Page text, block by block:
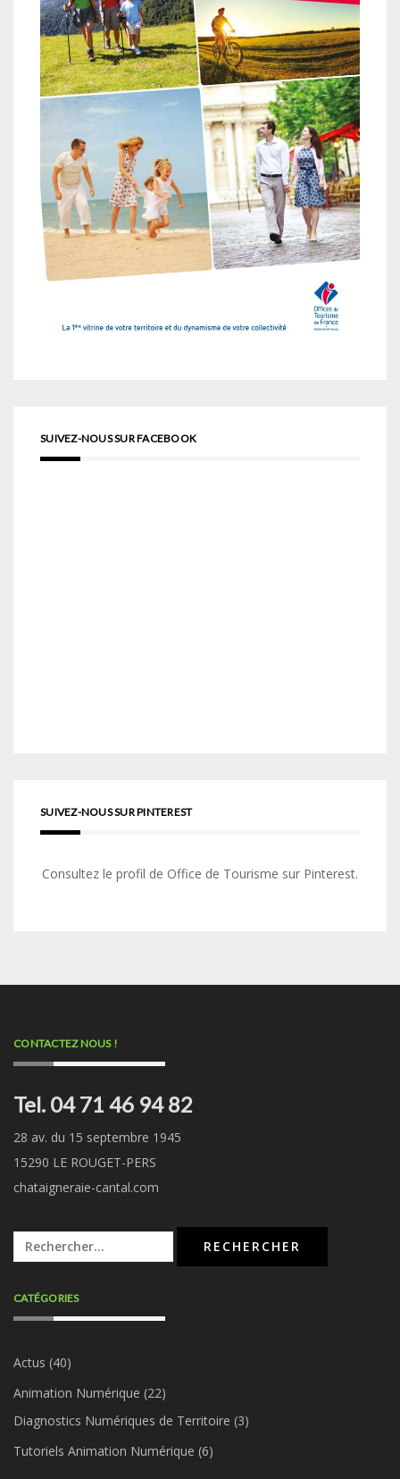
SUIVEZ-NOUS SUR FACEBOOK
SUIVEZ-NOUS SUR PINTEREST
Consultez le profil de Office de Tourisme sur Pinterest.
CONTACTEZ NOUS !
Tel. 04 71 46 94 82
28 av. du 15 septembre 1945
15290 LE ROUGET-PERS
chataigneraie-cantal.com
Rechercher :
CATÉGORIES
Actus (40)
Animation Numérique (22)
Diagnostics Numériques de Territoire (3)
Tutoriels Animation Numérique (6)